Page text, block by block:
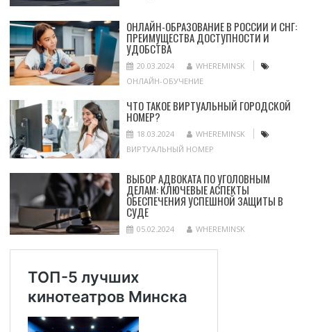
ОНЛАЙН-ОБРАЗОВАНИЕ В РОССИИ И СНГ:
ПРЕИМУЩЕСТВА ДОСТУПНОСТИ И
УДОБСТВА
20.03.2024
WHEREMINSK
ОНЛАЙН-ОБУЧЕНИЕ
ЧТО ТАКОЕ ВИРТУАЛЬНЫЙ ГОРОДСКОЙ
НОМЕР?
18.03.2024
WHEREMINSK
ВИРТУАЛЬНЫЙ НОМЕР
ВЫБОР АДВОКАТА ПО УГОЛОВНЫМ
ДЕЛАМ: КЛЮЧЕВЫЕ АСПЕКТЫ
ОБЕСПЕЧЕНИЯ УСПЕШНОЙ ЗАЩИТЫ В
СУДЕ
05.02.2024 WHEREMINSK